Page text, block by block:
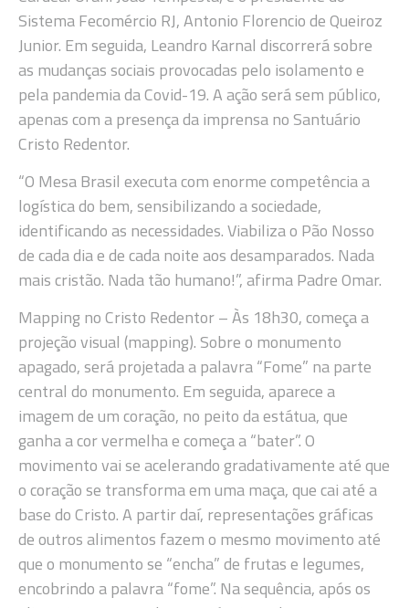
Sistema Fecomércio RJ, Antonio Florencio de Queiroz
Junior. Em seguida, Leandro Karnal discorrerá sobre
as mudanças sociais provocadas pelo isolamento e
pela pandemia da Covid-19. A ação será sem público,
apenas com a presença da imprensa no Santuário
Cristo Redentor.
“O Mesa Brasil executa com enorme competência a
logística do bem, sensibilizando a sociedade,
identificando as necessidades. Viabiliza o Pão Nosso
de cada dia e de cada noite aos desamparados. Nada
mais cristão. Nada tão humano!”, afirma Padre Omar.
Mapping no Cristo Redentor – Às 18h30, começa a
projeção visual (mapping). Sobre o monumento
apagado, será projetada a palavra “Fome” na parte
central do monumento. Em seguida, aparece a
imagem de um coração, no peito da estátua, que
ganha a cor vermelha e começa a “bater”. O
movimento vai se acelerando gradativamente até que
o coração se transforma em uma maça, que cai até a
base do Cristo. A partir daí, representações gráficas
de outros alimentos fazem o mesmo movimento até
que o monumento se “encha” de frutas e legumes,
encobrindo a palavra “fome”. Na sequência, após os